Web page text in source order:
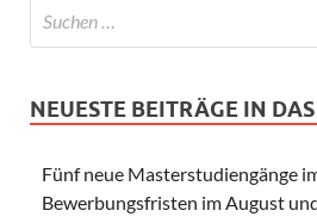
NEUESTE BEITRÄGE IN
Fünf neue Masterstudiengänge
Bewerbungsfristen im August